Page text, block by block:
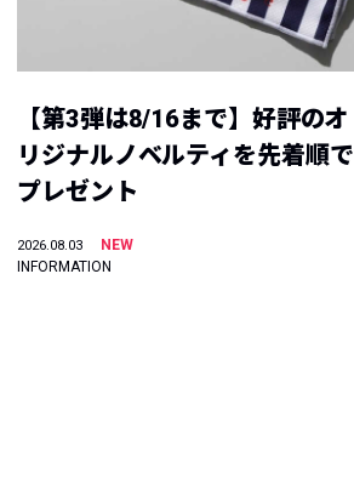
【第3弾は8/16まで】好評のオ
リジナルノベルティを先着順で
プレゼント
2026.08.03
NEW
INFORMATION